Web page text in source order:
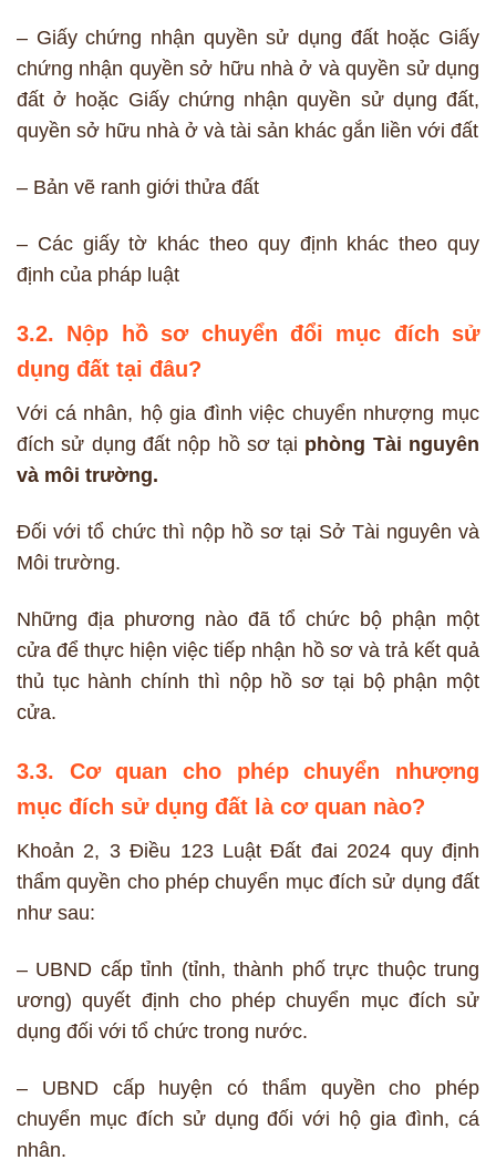
– Giấy chứng nhận quyền sử dụng đất hoặc Giấy
chứng nhận quyền sở hữu nhà ở và quyền sử dụng
đất ở hoặc Giấy chứng nhận quyền sử dụng đất,
quyền sở hữu nhà ở và tài sản khác gắn liền với đất
– Bản vẽ ranh giới thửa đất
– Các giấy tờ khác theo quy định khác theo quy
định của pháp luật
3.2. Nộp hồ sơ chuyển đổi mục đích sử
dụng đất tại đâu?
Với cá nhân, hộ gia đình việc chuyển nhượng mục
đích sử dụng đất nộp hồ sơ tại phòng Tài nguyên
và môi trường.
Đối với tổ chức thì nộp hồ sơ tại Sở Tài nguyên và
Môi trường.
Những địa phương nào đã tổ chức bộ phận một
cửa để thực hiện việc tiếp nhận hồ sơ và trả kết quả
thủ tục hành chính thì nộp hồ sơ tại bộ phận một
cửa.
3.3. Cơ quan cho phép chuyển nhượng
mục đích sử dụng đất là cơ quan nào?
Khoản 2, 3 Điều 123 Luật Đất đai 2024 quy định
thẩm quyền cho phép chuyển mục đích sử dụng đất
như sau:
– UBND cấp tỉnh (tỉnh, thành phố trực thuộc trung
ương) quyết định cho phép chuyển mục đích sử
dụng đối với tổ chức trong nước.
– UBND cấp huyện có thẩm quyền cho phép
chuyển mục đích sử dụng đối với hộ gia đình, cá
nhân.